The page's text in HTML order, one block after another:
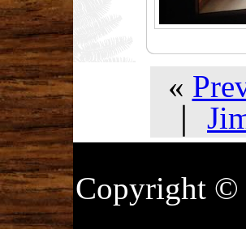
«
Copyright